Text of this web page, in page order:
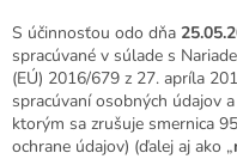
S účinnosťou odo dňa
spracúvané v súlade s
(EÚ) 2016/679 z 27. apríla
spracúvaní osobných údajov
ktorým sa zrušuje smernica
ochrane údajov) (ďalej aj ako „